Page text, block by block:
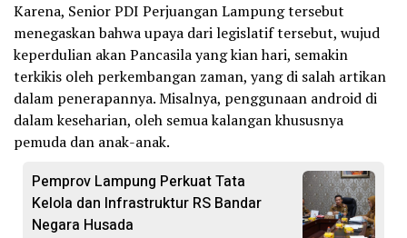
Karena, Senior PDI Perjuangan Lampung tersebut
menegaskan bahwa upaya dari legislatif tersebut, wujud
keperdulian akan Pancasila yang kian hari, semakin
terkikis oleh perkembangan zaman, yang di salah artikan
dalam penerapannya. Misalnya, penggunaan android di
dalam keseharian, oleh semua kalangan khususnya
pemuda dan anak-anak.
Pemprov Lampung Perkuat Tata
Kelola dan Infrastruktur RS Bandar
Negara Husada